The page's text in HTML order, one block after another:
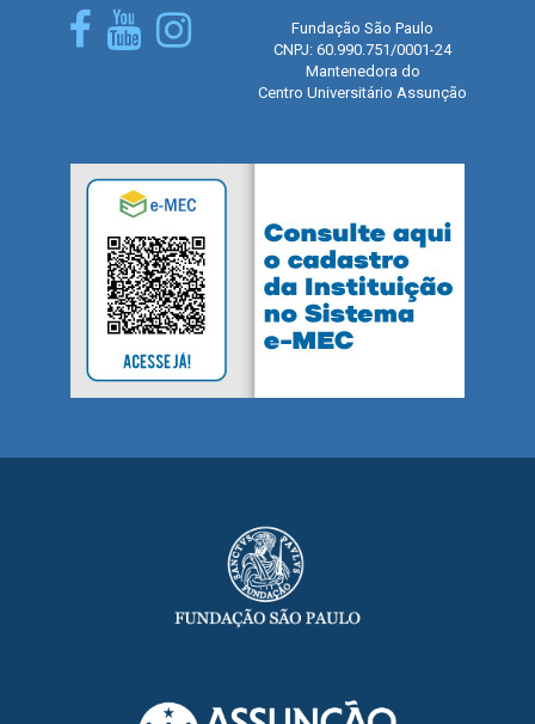
Fundação São Paulo
CNPJ: 60.990.751/0001-24
Mantenedora do
Centro Universitário Assunção